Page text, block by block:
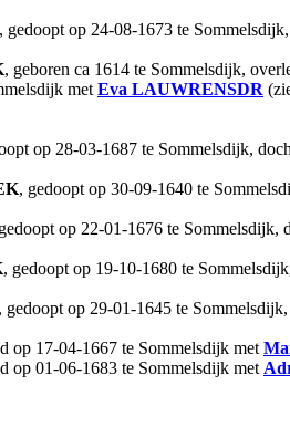
, gedoopt op 24-08-1673 te
, geboren ca 1614 te Sommelsdijk,
met Eva LAUWRENSDR
op 28-03-1687 te Sommelsdijk,
, gedoopt op 30-09-1640 te
op 22-01-1676 te Sommelsdijk,
, gedoopt op 19-10-1680 te
, gedoopt op 29-01-1645 te
op 17-04-1667 te Sommelsdijk met
op 01-06-1683 te Sommelsdijk met